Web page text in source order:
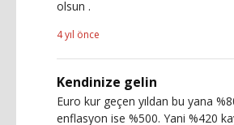
olsun .
4 yıl önce
Kendinize gelin
Euro kur geçen yıldan bu yana
enflasyon ise %500. Yani %420